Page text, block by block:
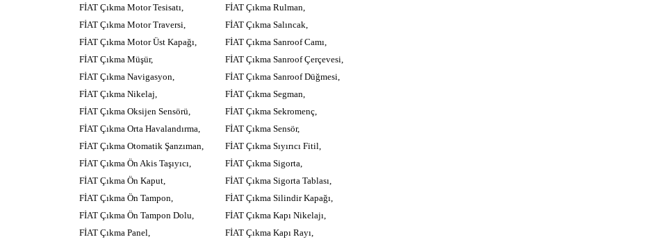
FİAT Çıkma Motor Tesisatı,
FİAT Çıkma Motor Traversi,
FİAT Çıkma Motor Üst Kapağı,
FİAT Çıkma Müşür,
FİAT Çıkma Navigasyon,
FİAT Çıkma Nikelaj,
FİAT Çıkma Oksijen Sensörü,
FİAT Çıkma Orta Havalandırma,
FİAT Çıkma Otomatik Şanzıman,
FİAT Çıkma Ön Akis Taşıyıcı,
FİAT Çıkma Ön Kaput,
FİAT Çıkma Ön Tampon,
FİAT Çıkma Ön Tampon Dolu,
FİAT Çıkma Panel,
FİAT Çıkma Rulman,
FİAT Çıkma Salıncak,
FİAT Çıkma Sanroof Camı,
FİAT Çıkma Sanroof Çerçevesi,
FİAT Çıkma Sanroof Düğmesi,
FİAT Çıkma Segman,
FİAT Çıkma Sekromenç,
FİAT Çıkma Sensör,
FİAT Çıkma Sıyırıcı Fitil,
FİAT Çıkma Sigorta,
FİAT Çıkma Sigorta Tablası,
FİAT Çıkma Silindir Kapağı,
FİAT Çıkma Kapı Nikelajı,
FİAT Çıkma Kapı Rayı,